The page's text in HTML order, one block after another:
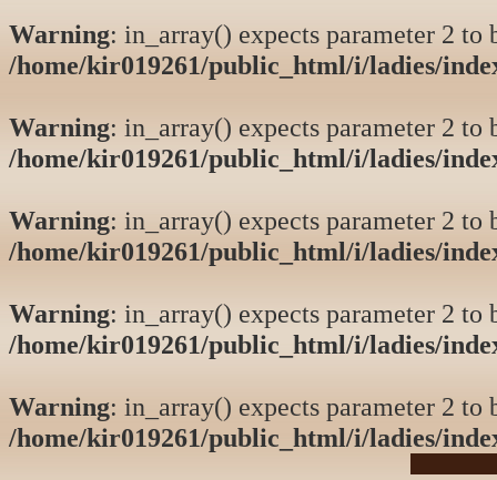
Warning: in_array() expects parameter 2 to
/home/kir019261/public_html/i/ladies/
Warning: in_array() expects parameter 2 to
/home/kir019261/public_html/i/ladies/
Warning: in_array() expects parameter 2 to
/home/kir019261/public_html/i/ladies/
Warning: in_array() expects parameter 2 to
/home/kir019261/public_html/i/ladies/
Warning: in_array() expects parameter 2 to
/home/kir019261/public_html/i/ladies/